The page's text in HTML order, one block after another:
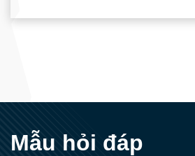
Mẫu hỏi đáp